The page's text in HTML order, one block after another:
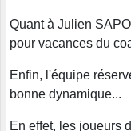
Quant à Julien
pour vacances du
Enfin, l'équipe
bonne dynamique...
En effet, les joueurs